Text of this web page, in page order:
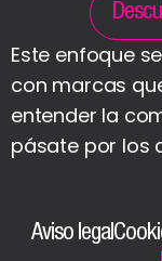
Este enfoque
con marcas
entender la
pásate por los
Aviso legal